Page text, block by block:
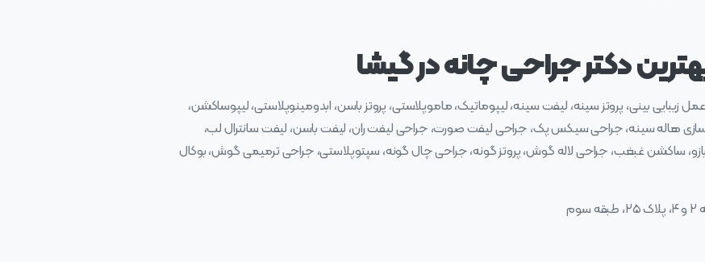
دکتر جراحی چانه در گیشا
زیبایی بینی، پروتز سینه، لیفت سینه، لیپوماتیک، ماموپلاستی، پروتز باسن، ابدومینوپلاستی، لیپوساکشن،
هاله سینه، جراحی سیکس پک، جراحی لیفت صورت، جراحی لیفت ران، لیفت باسن، لیفت سانترال لب،
ساکشن غبغب، جراحی لاله گوش، پروتز گونه، جراحی چال گونه، سپتوپلاستی، جراحی ترمیمی گوش، بوکال